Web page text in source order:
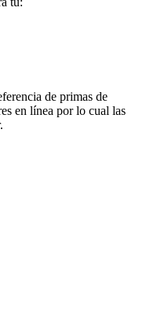
de primas de
en línea por lo cual las